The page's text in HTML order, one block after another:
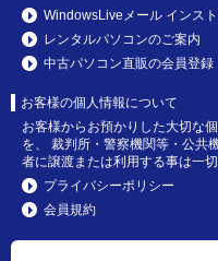
WindowsLiveメール インス
レンタルパソコンのご案内
中古パソコン直販の会員登録
お客様の個人情報について
お客様からお預かりした大切な
を、 裁判所・警察機関等・公共
者に譲渡または利用する事は一切
プライバシーポリシー
会員規約